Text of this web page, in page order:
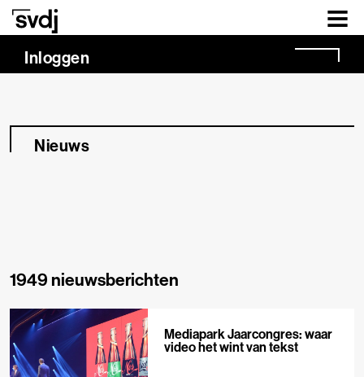
Naar hoofdinhoud
Inloggen
Nieuws
1949 nieuwsberichten
Mediapark Jaarcongres: waar
video het wint van tekst